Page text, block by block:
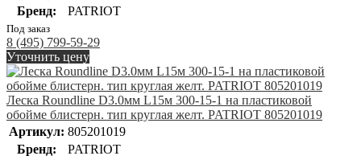
Бренд:
PATRIOT
Под заказ
8 (495) 799-59-29
Уточнить цену
Леска Roundline D3.0мм L15м 300-15-1 на пластиковой
обойме блистерн. тип круглая желт. PATRIOT 805201019
Артикул: 805201019
Бренд:
PATRIOT